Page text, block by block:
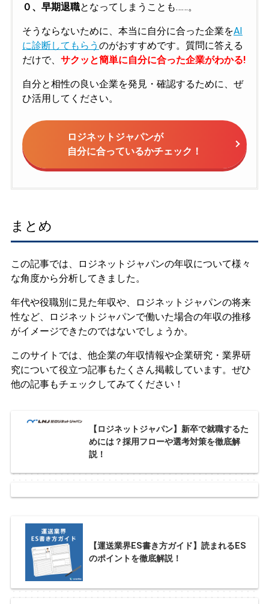
０、早期退職となってしまうことも……。
そうならないために、本当に自分に合った企業をAI
に診断してもらう のがおすすめです。質問に答える
だけで、 サクッと簡単に自分に合った企業がわかる!
自分と相性の良い企業を発見・確認するために、ぜ
ひ活用してください。
ロジネットジャパンが
自分に合っているかチェック！
まとめ
この記事では、ロジネットジャパンの年収について様々
な角度から分析してきました。
年代や役職別に見た年収や、ロジネットジャパンの将来
性など、ロジネットジャパンで働いた場合の年収の推移
がイメージできたのではないでしょうか。
このサイトでは、他企業の年収情報や企業研究・業界研
究について役立つ記事もたくさん掲載しています。ぜひ
他の記事もチェックしてみてください！
【ロジネットジャパン】新卒で就職するた
めには？採用フローや選考対策を徹底解
説！
【運送業界ES書き方ガイド】読まれるES
のポイントを徹底解説！